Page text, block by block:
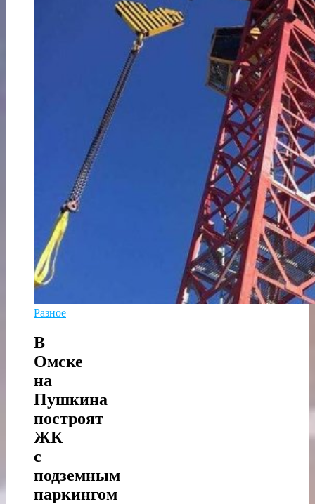
Разное
В
Омске
на
Пушкина
построят
ЖК
с
подземным
паркингом